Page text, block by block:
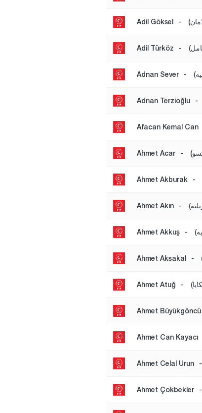
Adil Göksel -
Adil Türköz -
Adnan Sever -
Adnan Terzioğlu -
Afacan Kemal Can
Ahmet Acar -
Ahmet Akburak -
Ahmet Akın -
Ahmet Akkuş -
Ahmet Aksakal -
Ahmet Atuğ -
Ahmet Büyükgöncü
Ahmet Can Kayacı
Ahmet Celal Urun -
Ahmet Çokbekler -